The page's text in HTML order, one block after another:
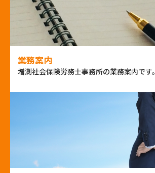
業務案内
増渕社会保険労務士事務所の業務案内です。